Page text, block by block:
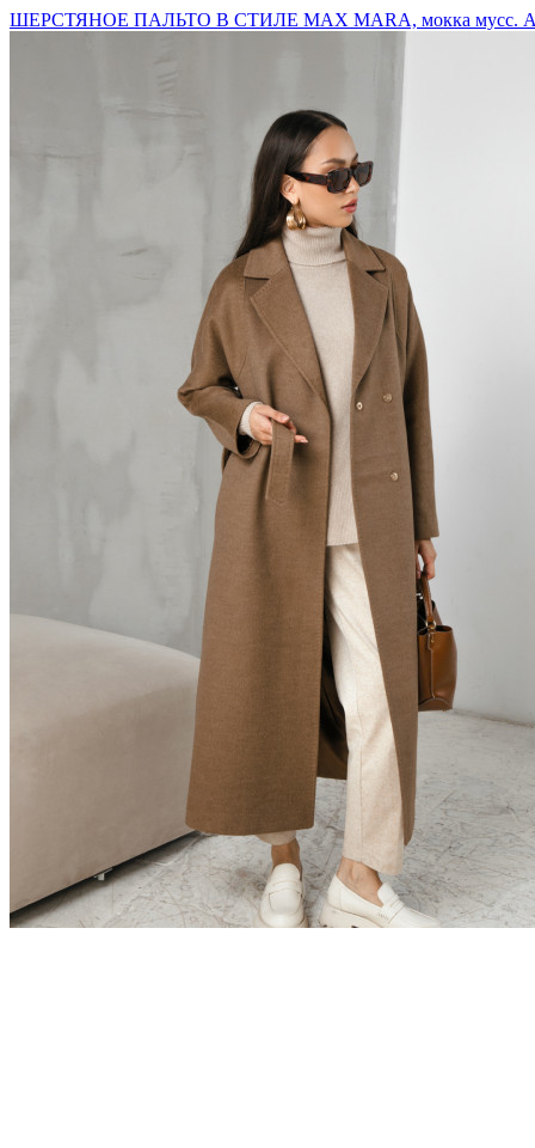
ШЕРСТЯНОЕ ПАЛЬТО В СТИЛЕ MAX MARA, мокка мусс.